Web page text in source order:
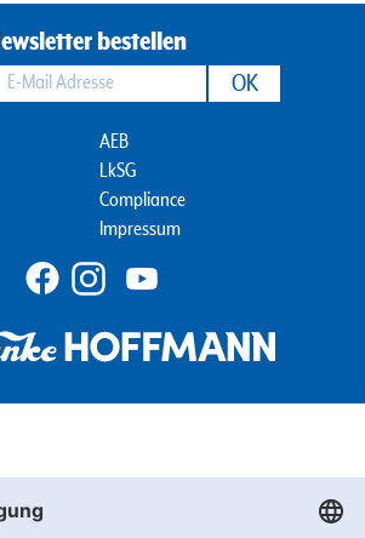
bestellen
Footernav
Mobile
2.
Spalte
AEB
LkSG
Compliance
Impressum